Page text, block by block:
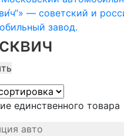
единственного товара
авто